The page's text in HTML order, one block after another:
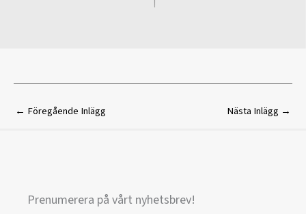
← Föregående Inlägg Nästa Inlägg →
Prenumerera på vårt nyhetsbrev!